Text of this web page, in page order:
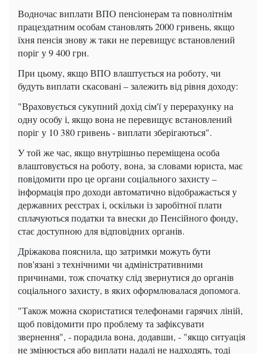
Водночас виплати ВПО пенсіонерам та повнолітнім
працездатним особам становлять 2000 гривень, якщо
їхня пенсія знову ж таки не перевищує встановлений
поріг у 9 400 грн.
При цьому, якщо ВПО влаштується на роботу, чи
будуть виплати скасовані – залежить від рівня доходу:
"Враховується сукупний дохід сім'ї у перерахунку на
одну особу і, якщо вона не перевищує встановлений
поріг у 10 380 гривень - виплати зберігаються".
У той же час, якщо внутрішньо переміщена особа
влаштовується на роботу, вона, за словами юриста, має
повідомити про це органи соціального захисту –
інформація про доходи автоматично відображається у
державних реєстрах і, оскільки із заробітної плати
сплачуються податки та внески до Пенсійного фонду,
стає доступною для відповідних органів.
Дріжакова пояснила, що затримки можуть бути
пов'язані з технічними чи адміністративними
причинами, тож спочатку слід звернутися до органів
соціального захисту, в яких оформлювалася допомога.
"Також можна скористатися телефонами гарячих ліній,
щоб повідомити про проблему та зафіксувати
звернення", - порадила вона, додавши, - "якщо ситуація
не змінюється або виплати надалі не надходять, тоді